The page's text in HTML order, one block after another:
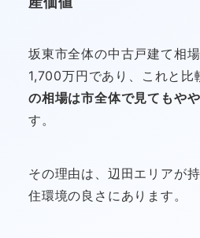
坂東市全体の中古戸建て相
1,700万円であり、これと比
の相場は市全体で見てもや
す。
その理由は、辺田エリアが
住環境の良さにあります。